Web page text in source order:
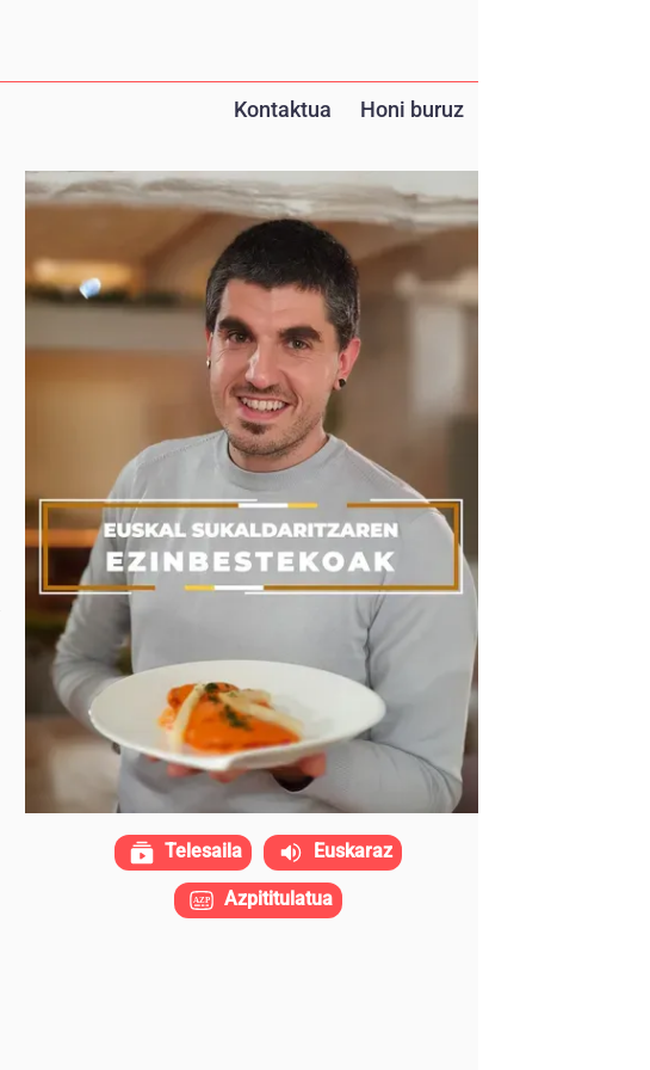
Kontaktua Honi buruz
Telesaila Euskaraz
Azpititulatua